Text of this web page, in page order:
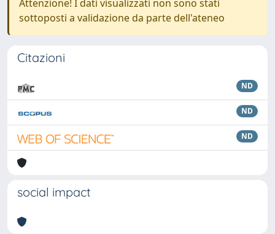
Attenzione! I dati visualizzati non sono stati
sottoposti a validazione da parte dell'ateneo
Citazioni
ND
ND
ND
social impact